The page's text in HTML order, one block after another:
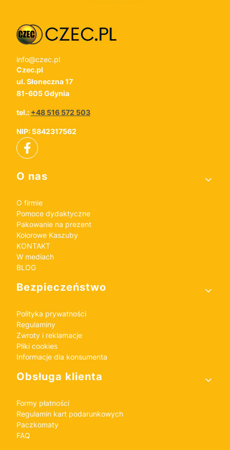
info@czec.pl
Czec.pl
ul. Słoneczna 17
81-605 Gdynia
tel.: +48 516 572 503
NIP: 5842317562
Linki w stopce
O nas
O firmie
Pomoce dydaktyczne
Pakowanie na prezent
Kolorowe Kaszuby
KONTAKT
W mediach
BLOG
Bezpieczeństwo
Polityka prywatności
Regulaminy
Zwroty i reklamacje
Pliki cookies
Informacje dla konsumenta
Obsługa klienta
Formy płatności
Regulamin kart podarunkowych
Paczkomaty
FAQ